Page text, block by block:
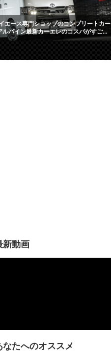
エース専門ショップのコンプリートカー
ルパイン最新カーエレのコスパがすご…
新動画
なたへのオススメ